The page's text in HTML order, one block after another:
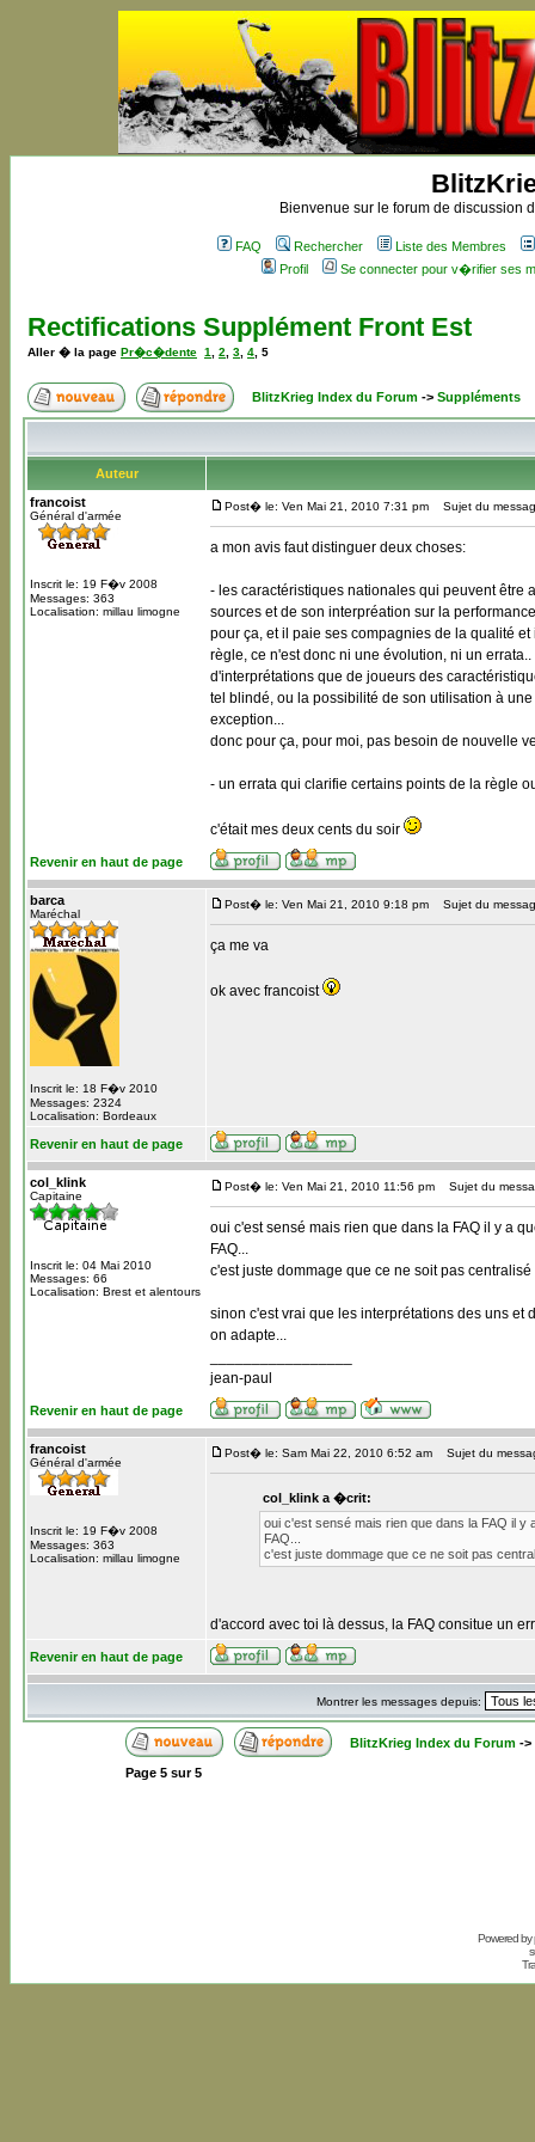
Bienvenue sur le forum de discussion
FAQ Rechercher
Liste des Membres
Profil
Se connecter pour v�rifier ses
Rectifications Supplément Front Est
Aller � la page Pr�c�dente 1 2 3 4 5
BlitzKrieg Index du Forum -> Suppléments
Auteur
francoist
Général d'armée
Inscrit le: 19 F�v 2008
Messages: 363
Localisation: millau limogne
Post� le: Ven Mai 21, 2010 7:31 pm Sujet du
a mon avis faut distinguer deux choses:
- les caractéristiques nationales qui peuvent être
sources et de son interpréation sur la
pour ça, et il paie ses compagnies de la qualité
règle, ce n'est donc ni une évolution, ni un
d'interprétations que de joueurs des
tel blindé, ou la possibilité de son utilisation à
exception...
donc pour ça, pour moi, pas besoin de nouvelle
- un errata qui clarifie certains points de la règle
c'était mes deux cents du soir
Revenir en haut de page
barca
Maréchal
Inscrit le: 18 F�v 2010
Messages: 2324
Localisation: Bordeaux
Post� le: Ven Mai 21, 2010 9:18 pm Sujet du
ça me va
ok avec francoist
Revenir en haut de page
col_klink
Capitaine
Inscrit le: 04 Mai 2010
Messages: 66
Localisation: Brest et alentours
Post� le: Ven Mai 21, 2010 11:56 pm Sujet du
oui c'est sensé mais rien que dans la FAQ il y a
FAQ...
c'est juste dommage que ce ne soit pas
sinon c'est vrai que les interprétations des uns et
on adapte...
jean-paul
Revenir en haut de page
francoist
Général d'armée
Inscrit le: 19 F�v 2008
Messages: 363
Localisation: millau limogne
Post� le: Sam Mai 22, 2010 6:52 am Sujet du
col_klink a �crit:
oui c'est sensé mais rien que dans la FAQ il
FAQ...
c'est juste dommage que ce ne soit pas
d'accord avec toi là dessus, la FAQ consitue un
Revenir en haut de page
Montrer les messages depuis:
BlitzKrieg Index du Forum->
Page 5sur5
Powered by